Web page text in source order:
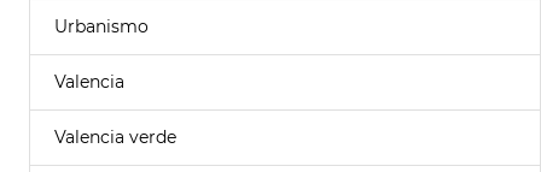
Urbanismo
Valencia
Valencia verde